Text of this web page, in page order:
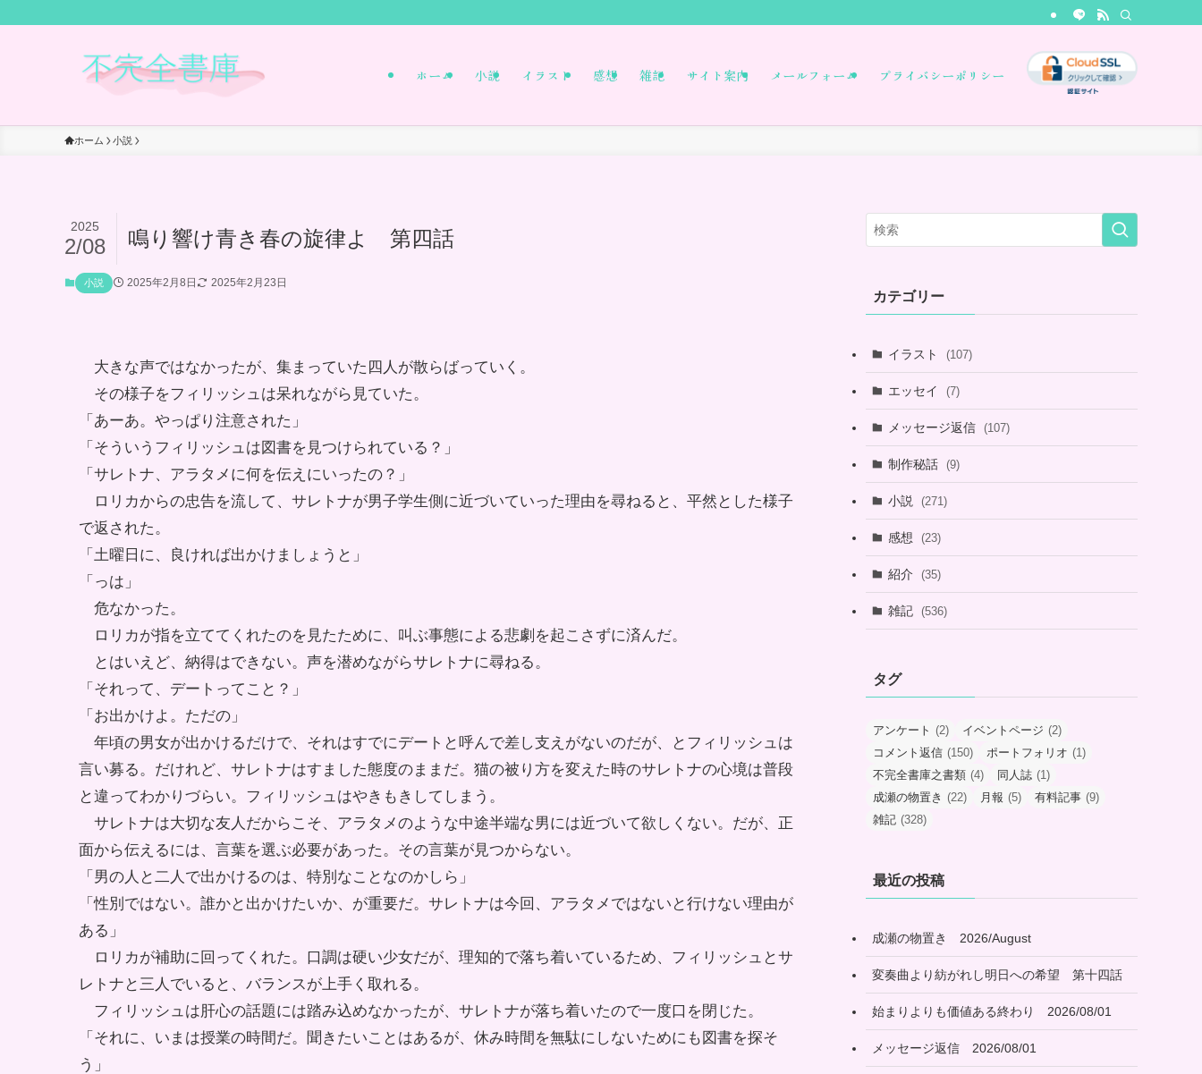
ホーム 小説 イラスト 感想 雑記 サイト案内 メールフォーム プライバシーポリシー
ホーム 小説
鳴り響け青き春の旋律よ 第四話
2025
2/08
小説 2025年2月8日 2025年2月23日
大きな声ではなかったが、集まっていた四人が散らばっていく。
その様子をフィリッシュは呆れながら見ていた。
「あーあ。やっぱり注意された」
「そういうフィリッシュは図書を見つけられている？」
「サレトナ、アラタメに何を伝えにいったの？」
ロリカからの忠告を流して、サレトナが男子学生側に近づいていった理由を尋ねると、平然とした様子
で返された。
「土曜日に、良ければ出かけましょうと」
「っは」
危なかった。
ロリカが指を立ててくれたのを見たために、叫ぶ事態による悲劇を起こさずに済んだ。
とはいえど、納得はできない。声を潜めながらサレトナに尋ねる。
「それって、デートってこと？」
「お出かけよ。ただの」
年頃の男女が出かけるだけで、それはすでにデートと呼んで差し支えがないのだが、とフィリッシュは
言い募る。だけれど、サレトナはすました態度のままだ。猫の被り方を変えた時のサレトナの心境は普段
と違ってわかりづらい。フィリッシュはやきもきしてしまう。
サレトナは大切な友人だからこそ、アラタメのような中途半端な男には近づいて欲しくない。だが、正
面から伝えるには、言葉を選ぶ必要があった。その言葉が見つからない。
「男の人と二人で出かけるのは、特別なことなのかしら」
「性別ではない。誰かと出かけたいか、が重要だ。サレトナは今回、アラタメではないと行けない理由が
ある」
ロリカが補助に回ってくれた。口調は硬い少女だが、理知的で落ち着いているため、フィリッシュとサ
レトナと三人でいると、バランスが上手く取れる。
フィリッシュは肝心の話題には踏み込めなかったが、サレトナが落ち着いたので一度口を閉じた。
「それに、いまは授業の時間だ。聞きたいことはあるが、休み時間を無駄にしないためにも図書を探そ
う」
カテゴリー
イラスト (107)
エッセイ (7)
メッセージ返信 (107)
制作秘話 (9)
小説 (271)
感想 (23)
紹介 (35)
雑記 (536)
タグ
アンケート (2) イベントページ (2)
コメント返信 (150) ポートフォリオ (1)
不完全書庫之書類 (4) 同人誌 (1)
成瀬の物置き (22) 月報 (5) 有料記事 (9)
雑記 (328)
最近の投稿
成瀬の物置き 2026/August
変奏曲より紡がれし明日への希望 第十四話
始まりよりも価値ある終わり 2026/08/01
メッセージ返信 2026/08/01